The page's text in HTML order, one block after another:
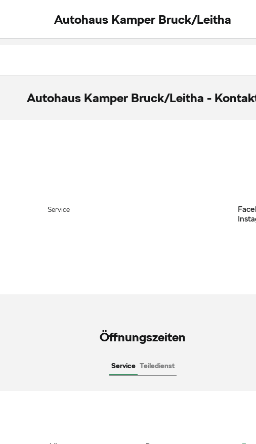
Autohaus Kamper Bruck/Leitha
Autohaus Kamper Bruck/Leitha -
Service
Öffnungszeiten
Service Teiledienst